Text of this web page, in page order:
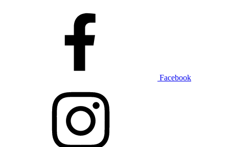
Facebook